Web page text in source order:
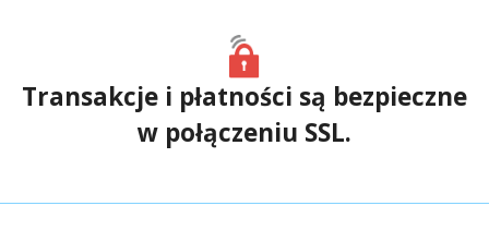
Transakcje i płatności są bezpieczne
w połączeniu SSL.